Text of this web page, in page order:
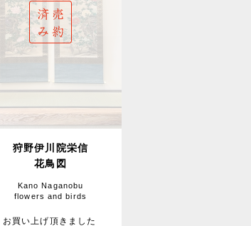
狩野伊川院栄信
花鳥図
Kano Naganobu
flowers and birds
お買い上げ頂きました